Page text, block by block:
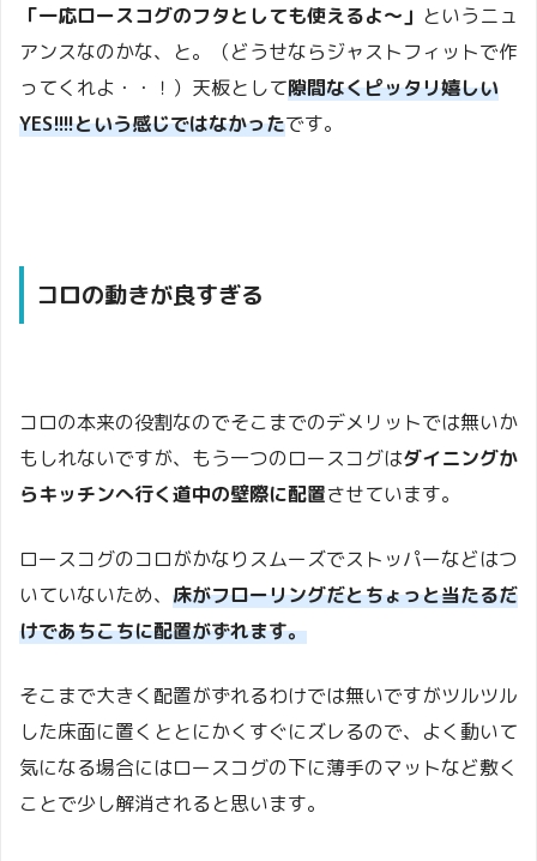
「一応ロースコグのフタとしても使えるよ〜」 というニュ
アンスなのかな、と。
（どうせならジャストフィットで作
ってくれよ・・！） 天板として隙間なくピッタリ嬉しい
YES!!!!という感じではなかったです。
コロの動きが良すぎる
コロの本来の役割なのでそこまでのデメリットでは無いか
もしれないですが、 もう一つのロースコグはダイニングか
らキッチンへ行く道中の壁際に配置させています。
ロースコグのコロがかなりスムーズでストッパーなどはつ
いていないため、 床がフローリングだとちょっと当たるだ
けであちこちに配置がずれます。
そこまで大きく配置がずれるわけでは無いですがツルツル
した床面に置くととにかくすぐにズレるので、 よく動いて
気になる場合にはロースコグの下に薄手のマットなど敷く
ことで少し解消されると思います。